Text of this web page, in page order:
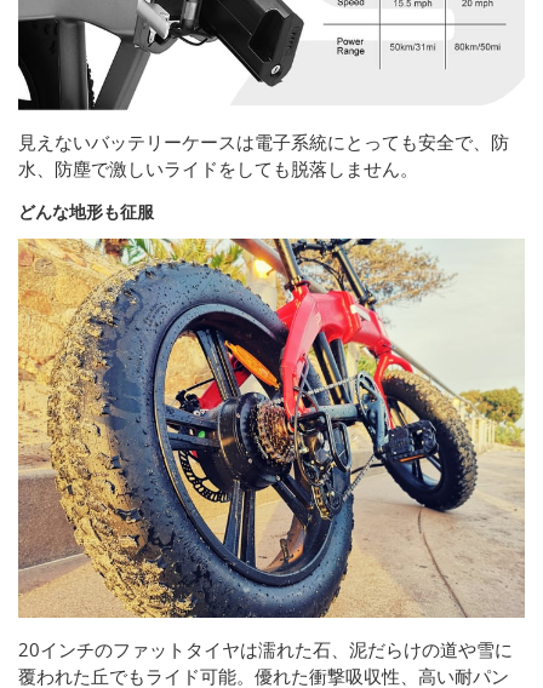
見えないバッテリーケースは電子系統にとっても安全で、防
水、防塵で激しいライドをしても脱落しません。
どんな地形も征服
20インチのファットタイヤは濡れた石、泥だらけの道や雪に
覆われた丘でもライド可能。優れた衝撃吸収性、高い耐パン